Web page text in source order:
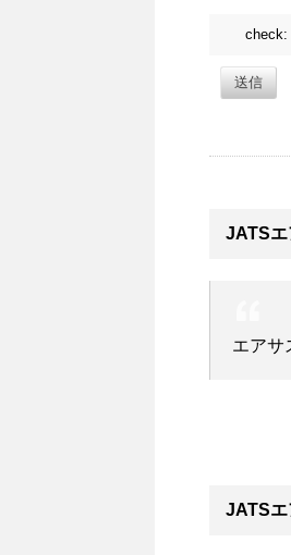
check:
送信
JATSエ
エアサ
JATSエ